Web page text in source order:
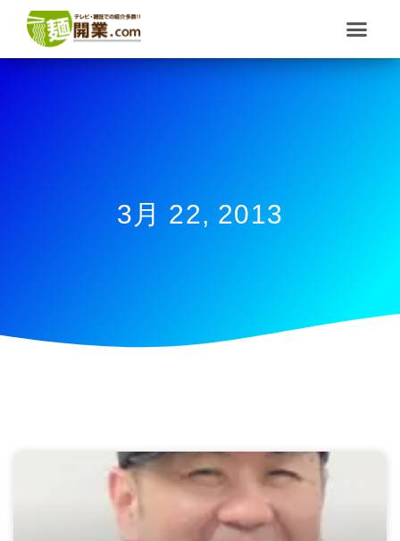
メ
ニ
ュ
3月 22, 2013